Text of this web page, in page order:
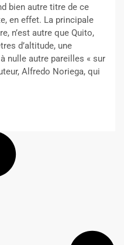
bien autre titre de ce
en effet. La principale
n’est autre que Quito,
d’altitude, une
nulle autre pareilles « sur
Alfredo Noriega, qui